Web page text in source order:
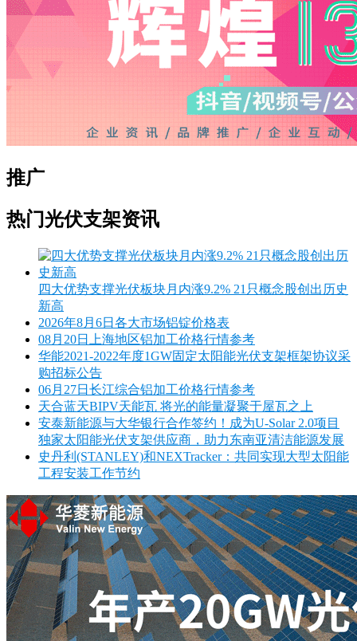
推广
热门光伏支架资讯
四大优势支撑光伏板块月内涨9.2% 21只概念股创出历史
新高
2026年8月6日各大市场铝锭价格表
08月20日上海地区铝加工价格行情参考
华能2021-2022年度1GW固定太阳能光伏支架框架协议采
购招标公告
06月27日长江综合铝加工价格行情参考
天合蓝天BIPV天能瓦 将光的能量凝聚于屋瓦之上
安泰新能源与大华银行合作签约！成为U-Solar 2.0项目
独家太阳能光伏支架供应商，助力东南亚清洁能源发展
史丹利(STANLEY)和NEXTracker：共同实现大型太阳能
工程安装工作节约